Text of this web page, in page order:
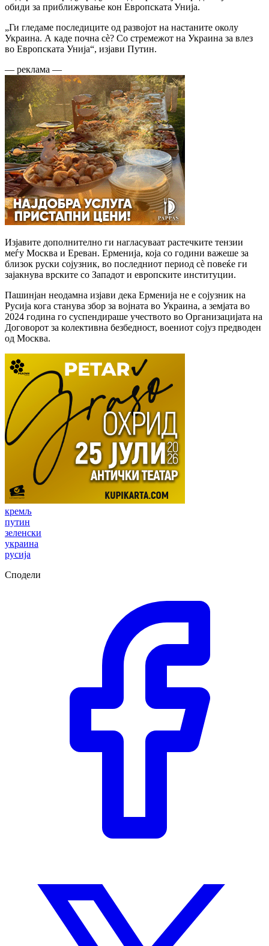
обиди за приближување кон Европската Унија.
„Ги гледаме последиците од развојот на настаните околу
Украина. А каде почна сè? Со стремежот на Украина за влез
во Европската Унија“, изјави Путин.
— реклама —
Изјавите дополнително ги нагласуваат растечките тензии
меѓу Москва и Ереван. Ерменија, која со години важеше за
близок руски сојузник, во последниот период сѐ повеќе ги
зајакнува врските со Западот и европските институции.
Пашинјан неодамна изјави дека Ерменија не е сојузник на
Русија кога станува збор за војната во Украина, а земјата во
2024 година го суспендираше учеството во Организацијата на
Договорот за колективна безбедност, воениот сојуз предводен
од Москва.
кремљ
путин
зеленски
украина
русија
Сподели